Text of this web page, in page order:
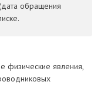
обращения
физические явления,